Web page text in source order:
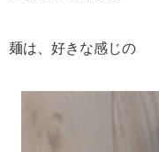
麺は、好きな感じの